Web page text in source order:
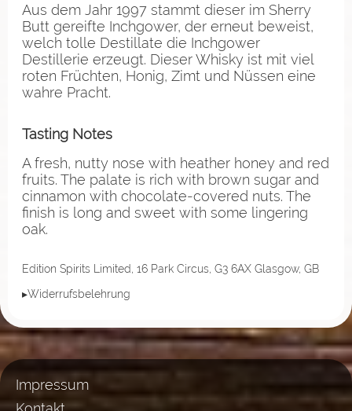
Aus dem Jahr 1997 stammt dieser im Sherry
Butt gereifte Inchgower, der erneut beweist,
welch tolle Destillate die Inchgower
Destillerie erzeugt. Dieser Whisky ist mit viel
roten Früchten, Honig, Zimt und Nüssen eine
wahre Pracht.
Tasting Notes
A fresh, nutty nose with heather honey and red
fruits. The palate is rich with brown sugar and
cinnamon with chocolate-covered nuts. The
finish is long and sweet with some lingering
oak.
Edition Spirits Limited, 16 Park Circus, G3 6AX Glasgow, GB
▸Widerrufsbelehrung
Impressum